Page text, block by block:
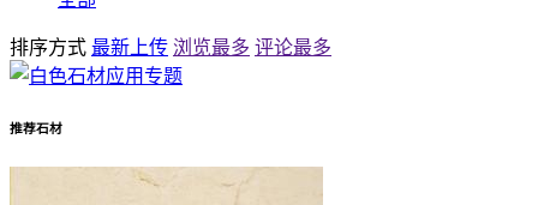
排序方式 最新上传 浏览最多 评论最多
推荐石材